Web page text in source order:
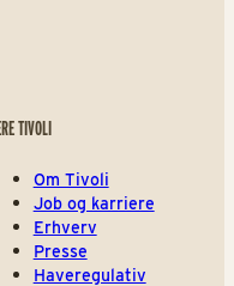
TIVOLI
Om Tivoli
Job og karriere
Erhverv
Presse
Haveregulativ